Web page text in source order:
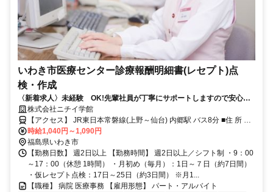
いわき市医療センター診療報酬明細書(レセプト)点
検・作成
〈新着求人〉未経験 OK!先輩社員が丁寧にサポートしますので安心し
て勤務可能です！
株式会社ニチイ学館
【アクセス】 JR東日本常磐線(上野～仙台) 内郷駅 バス8分 ■住 所 福
島県 いわき市 内郷御厩町久世原１６ ■アクセス JR東日本常磐線(上野
～仙台) 内郷駅 バス8分
時給1,040円～1,090円
福島県いわき市
【勤務日数】 週2日以上 【勤務時間】 週2日以上／シフト制 ・9：00
～17：00（休憩 1時間） ・月初め（毎月）：1日～７日（約7日間）
・仮レセプト点検：17日～25日（約3日間） ※月1...
【職種】 病院 医療事務 【雇用形態】 パート・アルバイト